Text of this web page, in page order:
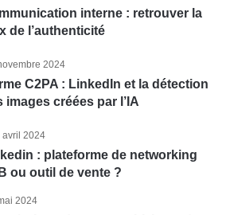
interne : retrouver la
de l’authenticité
2024
C2PA : LinkedIn et la détection
images créées par l’IA
avril 2024
: plateforme de networking
ou outil de vente ?
2024